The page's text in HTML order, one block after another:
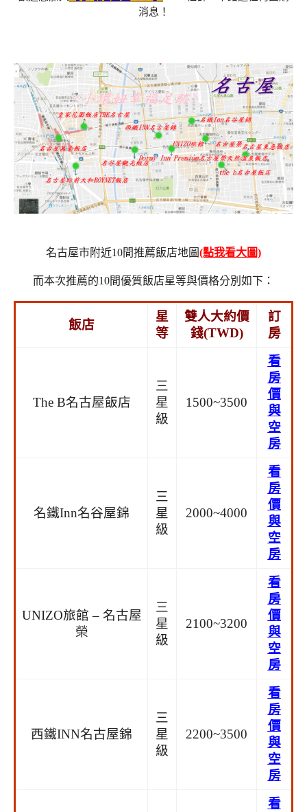
消息！
名古屋市附近10間推薦飯店地圖(點我看大圖)
而本次推薦的10間優質飯店星等與價格分別如下：
飯店
星
等
雙人大約價
錢(TWD)
訂
房
The B名古屋飯店
三
星
級
1500~3500
看
房
價
與
空
房
名鐵Inn名谷屋錦
三
星
級
2000~4000
看
房
價
與
空
房
UNIZO旅館 – 名古屋
榮
三
星
級
2100~3200
看
房
價
與
空
房
西鐵INN名古屋錦
三
星
級
2200~3500
看
房
價
與
空
房
看